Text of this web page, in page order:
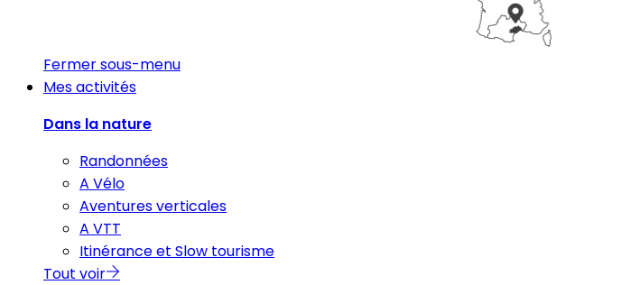
Fermer sous-menu
Mes activités
Dans la nature
Randonnées
A Vélo
Aventures verticales
A VTT
Itinérance et Slow tourisme
Tout voir